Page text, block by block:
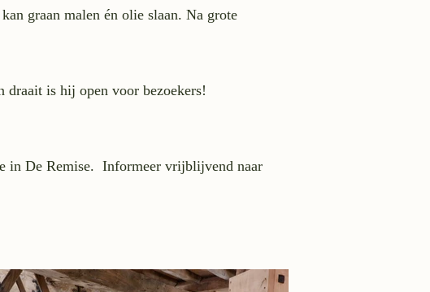
graan malen én olie slaan. Na grote
draait is hij open voor bezoekers!
in De Remise. Informeer vrijblijvend naar